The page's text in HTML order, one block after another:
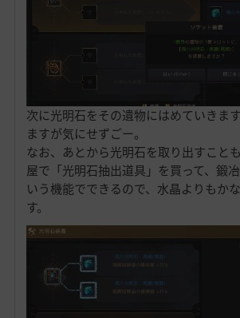
次に光明石をその遺物にはめていきま
ますが気にせずごー。
なお、あとから光明石を取り出すこと
屋で「光明石抽出道具」を買って、鍛
いう機能でできるので、水晶よりもか
す。